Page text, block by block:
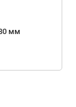
мм